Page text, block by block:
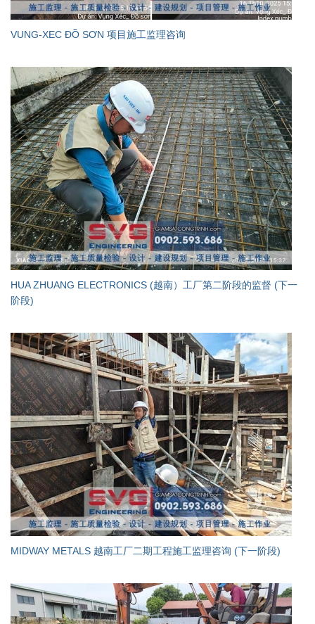
VUNG-XEC ĐỒ SƠN 项目施工监理咨询
HUA ZHUANG ELECTRONICS (越南）工厂第二阶段的监督 (下一
阶段)
MIDWAY METALS 越南工厂二期工程施工监理咨询 (下一阶段)